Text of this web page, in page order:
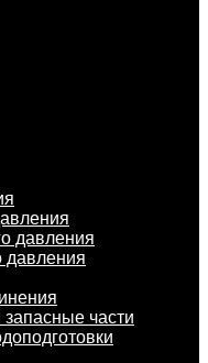
давления
давления
части